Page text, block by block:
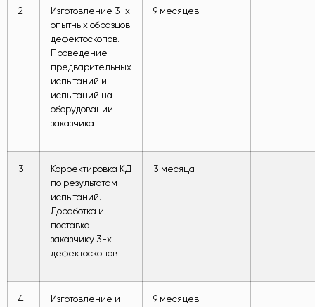
2
Изготовление 3-х
опытных образцов
дефектоскопов.
Проведение
предварительных
испытаний и
испытаний на
оборудовании
заказчика
9 месяцев
3
Корректировка КД
по результатам
испытаний.
Доработка и
поставка
заказчику 3-х
дефектоскопов
3 месяца
4 Изготовление и 9 месяцев